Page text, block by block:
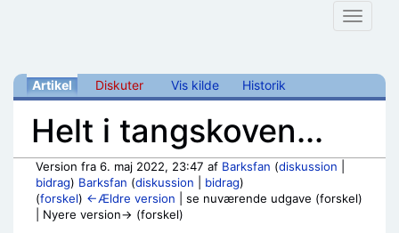
Toggle
Artikel Diskuter Vis kilde Historik
Helt i tangskoven...
Version fra 6. maj 2022, 23:47 af Barksfan (diskussion
bidrag) Barksfan (diskussion bidrag)
(forskel) ←Ældre version | se nuværende udgave (forskel)
| Nyere version→ (forskel)